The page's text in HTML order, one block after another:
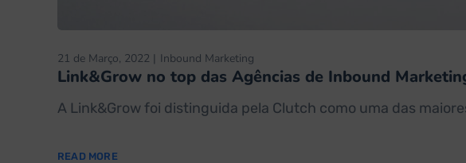
21 de Março, 2022 Inbound Marketing
Link&Grow no top das Agências de Inbound
A Link&Grow foi distinguida pela Clutch como uma das
READ MORE